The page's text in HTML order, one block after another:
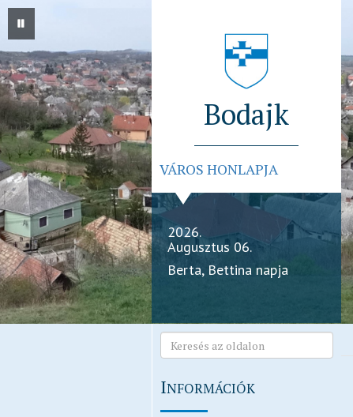
Bodajk
VÁROS HONLAPJA
2026.
Augusztus 06.
Berta, Bettina napja
INFORMÁCIÓK